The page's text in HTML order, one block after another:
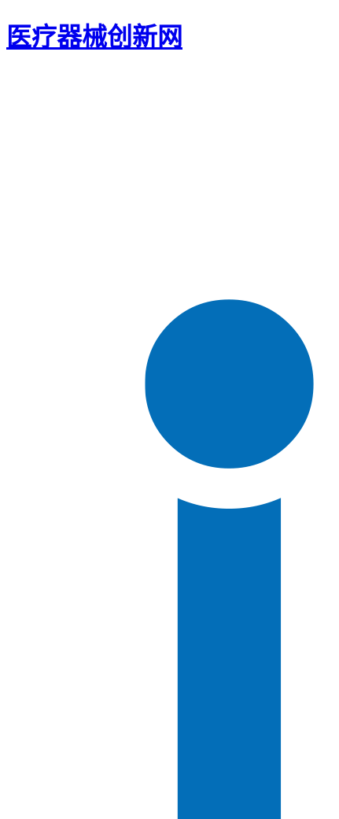
医疗器械创新网